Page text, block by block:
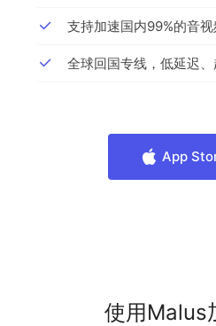
支持加速国内99%的音
全球回国专线，低延迟
App
使用Malus